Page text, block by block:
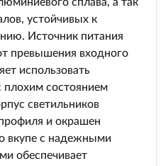
устойчивых к
Источник питания
превышения входного
использовать
плохим состоянием
светильников
и окрашен
вкупе с надежными
обеспечивает